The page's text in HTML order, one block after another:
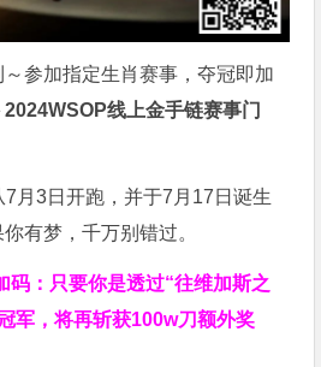
参加指定生肖赛事，夺冠即加
2024WSOP线上金手链赛事门
月3日开跑，并于7月17日诞生
有梦，千万别错过。
码：只要你是透过“往维加斯之
军，将再斩获100w刀额外奖